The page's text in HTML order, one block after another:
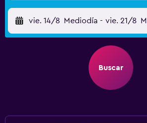
vie. 14/8 Mediodía - vie. 21/8
Buscar